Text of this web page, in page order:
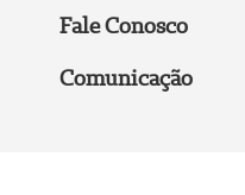
Fale Conosco
Comunicação